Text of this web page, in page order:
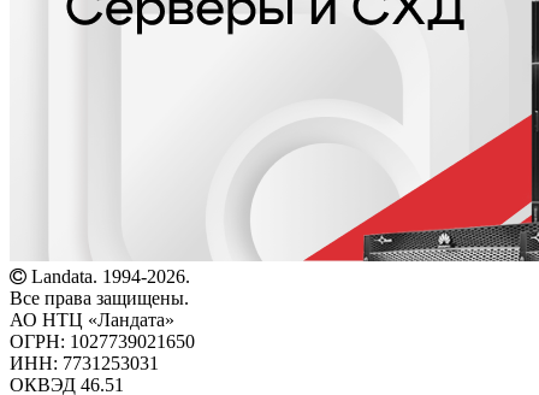
Landata. 1994-2026.
Все права защищены.
АО НТЦ «Ландата»
ОГРН: 1027739021650
ИНН: 7731253031
ОКВЭД 46.51